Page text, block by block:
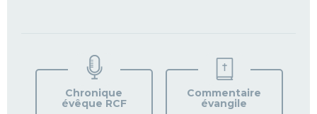
VOTRE
PAROISSE
Chronique
évêque RCF
Commentaire
évangile